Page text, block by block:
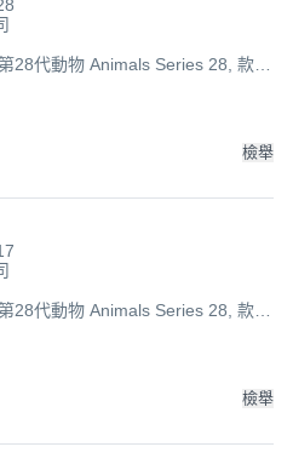
28代動物 Animals Series 28, 款式
檢舉
28代動物 Animals Series 28, 款式
檢舉